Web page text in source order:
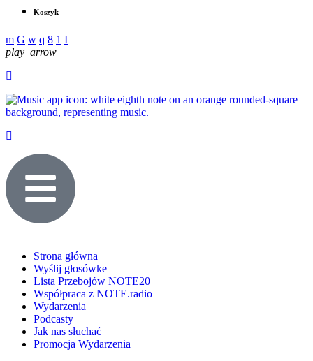
Koszyk
play_arrow
Strona główna
Wyślij głosówke
Lista Przebojów NOTE20
Współpraca z NOTE.radio
Wydarzenia
Podcasty
Jak nas słuchać
Promocja Wydarzenia